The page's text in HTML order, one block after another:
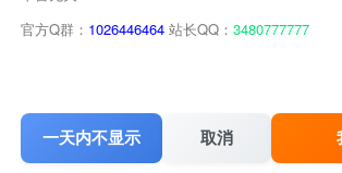
官方Q群： 1026446464 站长QQ： 3480777777
一天内不显示 取消